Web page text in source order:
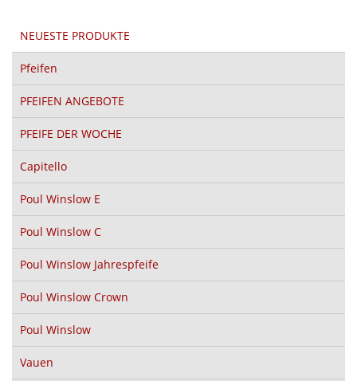
NEUESTE PRODUKTE
Pfeifen
PFEIFEN ANGEBOTE
PFEIFE DER WOCHE
Capitello
Poul Winslow E
Poul Winslow C
Poul Winslow Jahrespfeife
Poul Winslow Crown
Poul Winslow
Vauen